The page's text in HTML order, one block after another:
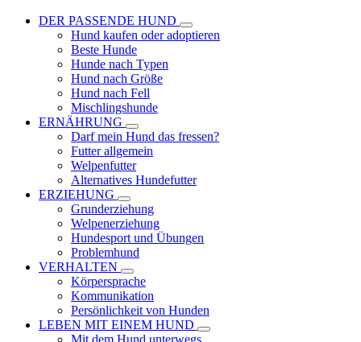
DER PASSENDE HUND
Hund kaufen oder adoptieren
Beste Hunde
Hunde nach Typen
Hund nach Größe
Hund nach Fell
Mischlingshunde
ERNÄHRUNG
Darf mein Hund das fressen?
Futter allgemein
Welpenfutter
Alternatives Hundefutter
ERZIEHUNG
Grunderziehung
Welpenerziehung
Hundesport und Übungen
Problemhund
VERHALTEN
Körpersprache
Kommunikation
Persönlichkeit von Hunden
LEBEN MIT EINEM HUND
Mit dem Hund unterwegs